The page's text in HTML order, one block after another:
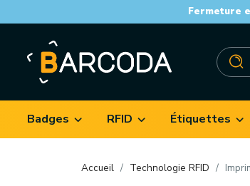
Fermeture
Badges RFID Étiquettes
Accueil Technologie RFID